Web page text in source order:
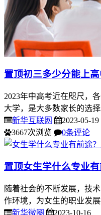
置顶初三多少分能上
2023年中高考近在咫尺，
大学，是大多数家长的选
新华互联网
2023-05-19
3667次浏览
0条评论
置顶女生学什么专业
随着社会的不断发展，技
作环境，为女生的职业发
新华微圈
2023-10-16